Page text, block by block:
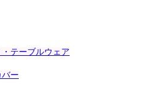
テーブルウェア
ー